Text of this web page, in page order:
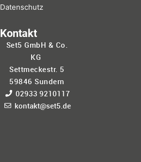
Kontakt
Set5 GmbH & Co.
KG
Settmeckestr. 5
59846 Sundern
02933 9210117
kontakt@set5.de
Datenschutz